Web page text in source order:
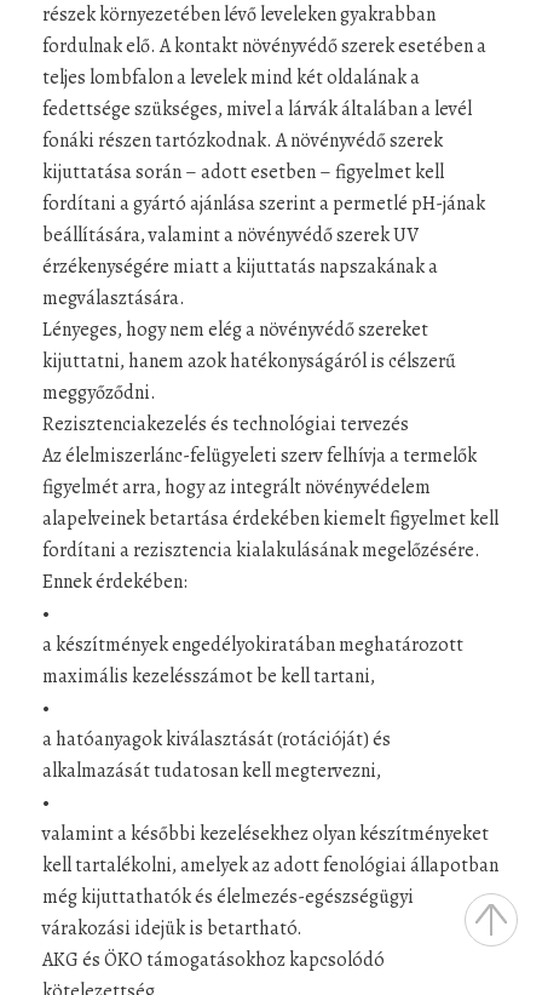
részek környezetében lévő leveleken gyakrabban
fordulnak elő. A kontakt növényvédő szerek esetében a
teljes lombfalon a levelek mind két oldalának a
fedettsége szükséges, mivel a lárvák általában a levél
fonáki részen tartózkodnak. A növényvédő szerek
kijuttatása során – adott esetben – figyelmet kell
fordítani a gyártó ajánlása szerint a permetlé pH-jának
beállítására, valamint a növényvédő szerek UV
érzékenységére miatt a kijuttatás napszakának a
megválasztására.
Lényeges, hogy nem elég a növényvédő szereket
kijuttatni, hanem azok hatékonyságáról is célszerű
meggyőződni.
Rezisztenciakezelés és technológiai tervezés
Az élelmiszerlánc-felügyeleti szerv felhívja a termelők
figyelmét arra, hogy az integrált növényvédelem
alapelveinek betartása érdekében kiemelt figyelmet kell
fordítani a rezisztencia kialakulásának megelőzésére.
Ennek érdekében:
•
a készítmények engedélyokiratában meghatározott
maximális kezelésszámot be kell tartani,
•
a hatóanyagok kiválasztását (rotációját) és
alkalmazását tudatosan kell megtervezni,
•
valamint a későbbi kezelésekhez olyan készítményeket
kell tartalékolni, amelyek az adott fenológiai állapotban
még kijuttathatók és élelmezés-egészségügyi
várakozási idejük is betartható.
AKG és ÖKO támogatásokhoz kapcsolódó